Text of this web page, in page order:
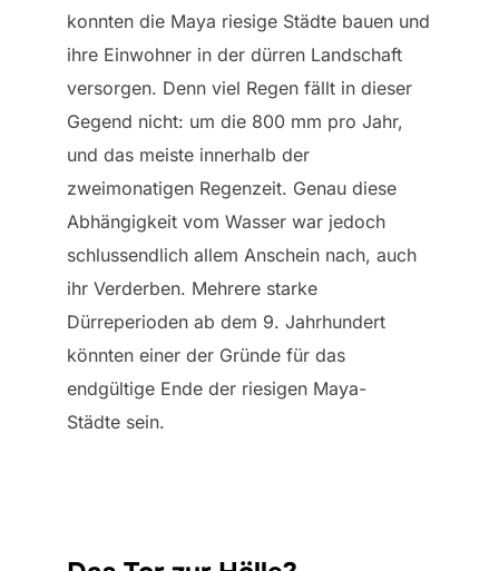
konnten die Maya riesige Städte bauen und
ihre Einwohner in der dürren Landschaft
versorgen. Denn viel Regen fällt in dieser
Gegend nicht: um die 800 mm pro Jahr,
und das meiste innerhalb der
zweimonatigen Regenzeit. Genau diese
Abhängigkeit vom Wasser war jedoch
schlussendlich allem Anschein nach, auch
ihr Verderben. Mehrere starke
Dürreperioden ab dem 9. Jahrhundert
könnten einer der Gründe für das
endgültige Ende der riesigen Maya-
Städte sein.